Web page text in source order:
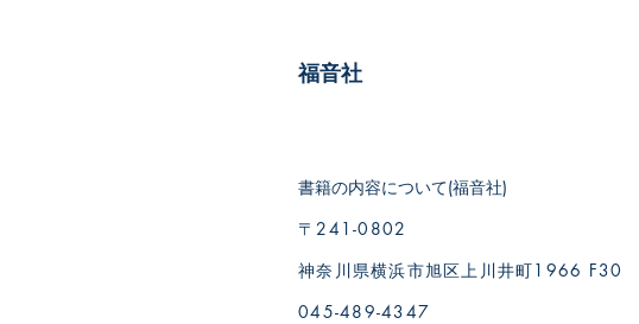
福音社
書籍の内容について(福音社)
〒241-0802
神奈川県横浜市旭区上川井町1966 F30
045-489-4347